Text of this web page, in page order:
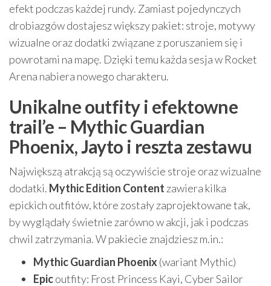
efekt podczas każdej rundy. Zamiast pojedynczych
drobiazgów dostajesz większy pakiet: stroje, motywy
wizualne oraz dodatki związane z poruszaniem się i
powrotami na mapę. Dzięki temu każda sesja w Rocket
Arena nabiera nowego charakteru.
Unikalne outfity i efektowne
trail’e – Mythic Guardian
Phoenix, Jayto i reszta zestawu
Największą atrakcją są oczywiście stroje oraz wizualne
dodatki. Mythic Edition Content zawiera kilka
epickich outfitów, które zostały zaprojektowane tak,
by wyglądały świetnie zarówno w akcji, jak i podczas
chwil zatrzymania. W pakiecie znajdziesz m.in.:
Mythic Guardian Phoenix (wariant Mythic)
Epicoutfity: Frost Princess Kayi, Cyber Sailor